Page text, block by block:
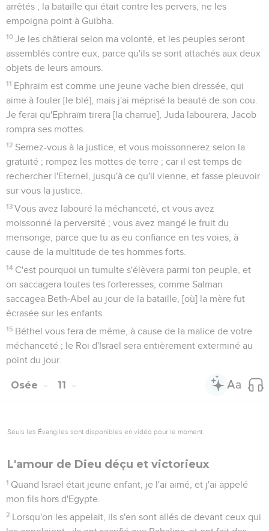
arrêtés ; la bataille qui était contre les pervers, ne les
empoigna point à Guibha.
10 Je les châtierai selon ma volonté, et les peuples seront
assemblés contre eux, parce qu'ils se sont attachés aux deux
objets de leurs amours.
11 Ephraïm est comme une jeune vache bien dressée, qui
aime à fouler [le blé], mais j'ai méprisé la beauté de son cou.
Je ferai qu'Ephraïm tirera [la charrue], Juda labourera, Jacob
rompra ses mottes.
12 Semez-vous à la justice, et vous moissonnerez selon la
gratuité ; rompez les mottes de terre ; car il est temps de
rechercher l'Eternel, jusqu'à ce qu'il vienne, et fasse pleuvoir
sur vous la justice.
13 Vous avez labouré la méchanceté, et vous avez
moissonné la perversité ; vous avez mangé le fruit du
mensonge, parce que tu as eu confiance en tes voies, à
cause de la multitude de tes hommes forts.
14 C'est pourquoi un tumulte s'élèvera parmi ton peuple, et
on saccagera toutes tes forteresses, comme Salman
saccagea Beth-Abel au jour de la bataille, [où] la mère fut
écrasée sur les enfants.
15 Béthel vous fera de même, à cause de la malice de votre
méchanceté ; le Roi d'Israël sera entièrement exterminé au
point du jour.
Osée 11
Seuls les Évangiles sont disponibles en vidéo pour le moment.
L'amour de Dieu déçu et victorieux
1 Quand Israël était jeune enfant, je l'ai aimé, et j'ai appelé
mon fils hors d'Egypte.
2 Lorsqu'on les appelait, ils s'en sont allés de devant ceux qui